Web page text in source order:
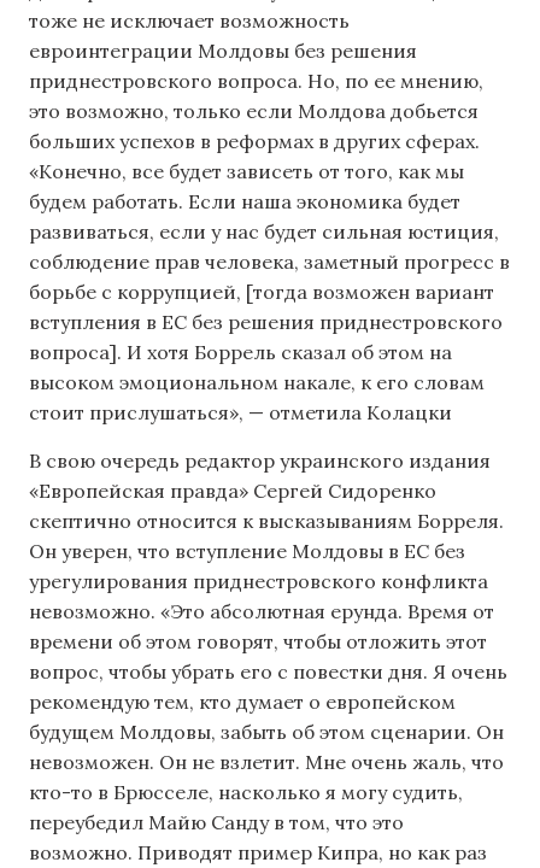
тоже не исключает возможность
евроинтеграции Молдовы без решения
приднестровского вопроса. Но, по ее мнению,
это возможно, только если Молдова добьется
больших успехов в реформах в других сферах.
«Конечно, все будет зависеть от того, как мы
будем работать. Если наша экономика будет
развиваться, если у нас будет сильная юстиция,
соблюдение прав человека, заметный прогресс в
борьбе с коррупцией, [тогда возможен вариант
вступления в ЕС без решения приднестровского
вопроса]. И хотя Боррель сказал об этом на
высоком эмоциональном накале, к его словам
стоит прислушаться», — отметила Колацки
В свою очередь редактор украинского издания
«Европейская правда» Сергей Сидоренко
скептично относится к высказываниям Борреля.
Он уверен, что вступление Молдовы в ЕС без
урегулирования приднестровского конфликта
невозможно. «Это абсолютная ерунда. Время от
времени об этом говорят, чтобы отложить этот
вопрос, чтобы убрать его с повестки дня. Я очень
рекомендую тем, кто думает о европейском
будущем Молдовы, забыть об этом сценарии. Он
невозможен. Он не взлетит. Мне очень жаль, что
кто-то в Брюсселе, насколько я могу судить,
переубедил Майю Санду в том, что это
возможно. Приводят пример Кипра, но как раз